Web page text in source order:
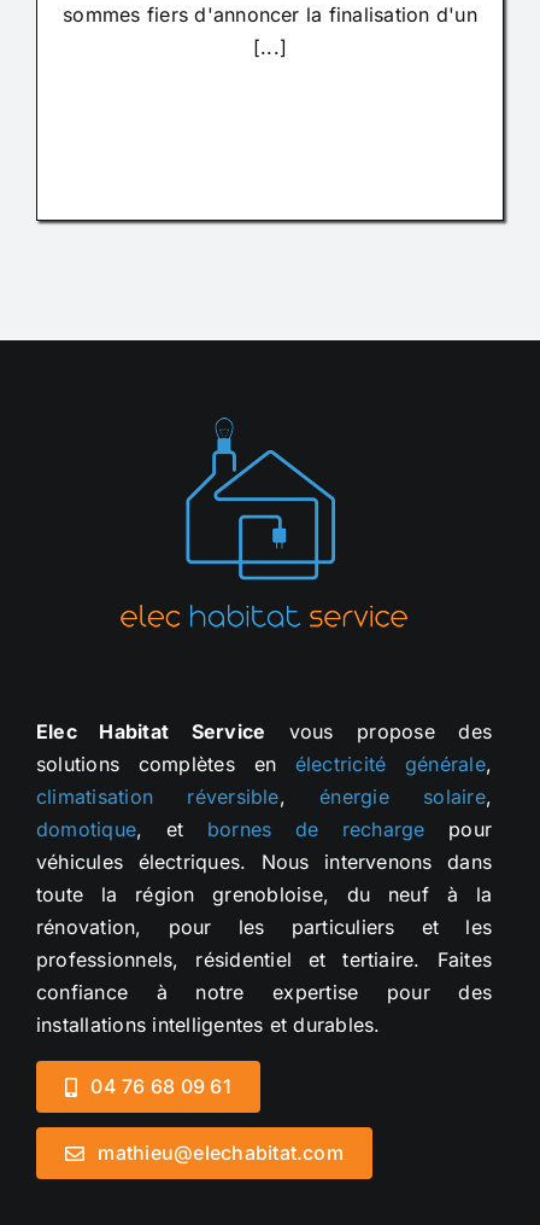
sommes fiers d'annoncer la finalisation d'un
[...]
Elec Habitat Service vous propose des
solutions complètes en électricité générale,
climatisation réversible,énergie solaire,
domotique, et bornes de recharge pour
véhicules électriques. Nous intervenons dans
toute la région grenobloise, du neuf à la
rénovation, pour les particuliers et les
professionnels, résidentiel et tertiaire. Faites
confiance à notre expertise pour des
installations intelligentes et durables.
04 76 68 09 61
mathieu@elechabitat.com